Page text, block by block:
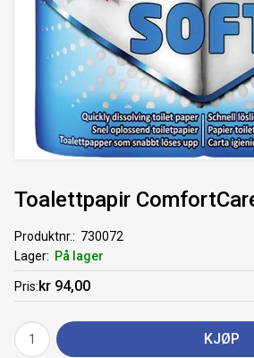
Toalettpapir
Produktnr.
730072
Lager
På lager
Pris kr 94,00
KJØP